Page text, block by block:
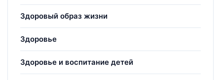
Здоровый образ жизни
Здоровье
Здоровье и воспитание детей